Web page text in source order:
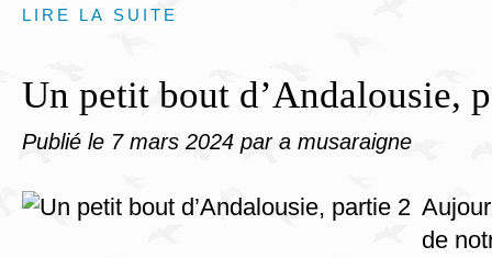
LIRE LA SUITE
Un petit bout d’Andalousie,
Publié le 7 mars 2024 par a musaraigne
de